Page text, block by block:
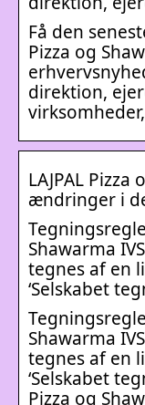
Få den
Pizza og
direktion,
LAJPAL
ændringer i
Shawarma
tegnes af en
‘Selskabet
Shawarma
tegnes af en
‘Selskabet
Pizza og